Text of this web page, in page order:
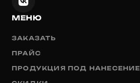
МЕНЮ
ЗАКАЗАТЬ
ПРАЙС
ПРОДУКЦИЯ ПОД НАНЕСЕНИЕ